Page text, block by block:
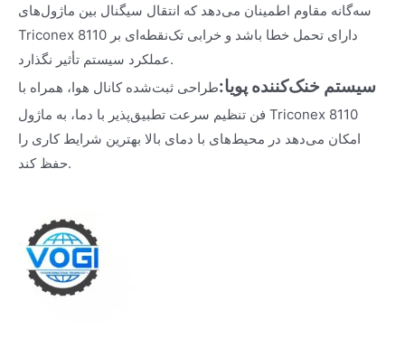
سه‌گانه مقاوم اطمینان می‌دهد که انتقال سیگنال بین ماژول‌های
Triconex 8110 دارای تحمل خطا باشد و خرابی تک‌نقطه‌ای بر
عملکرد سیستم تأثیر نگذارد.
سیستم خنک‌کننده پویا:طراحی ثبت‌شده کانال هوا، همراه با
فن تنظیم سرعت تطبیق‌پذیر با دما، به ماژول Triconex 8110
امکان می‌دهد در محیط‌های با دمای بالا بهترین شرایط کاری را
حفظ کند.